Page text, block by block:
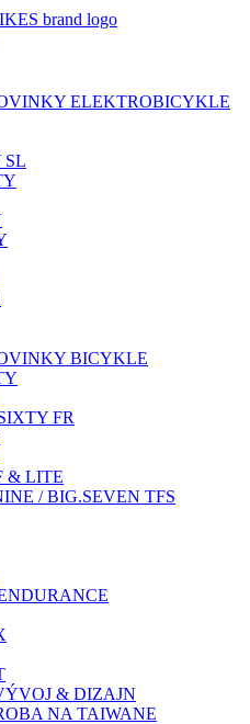
ELEKTROBICYKLE
SL
BICYKLE
FR
& LITE
/ BIG.SEVEN TFS
& DIZAJN
NA TAIWANE